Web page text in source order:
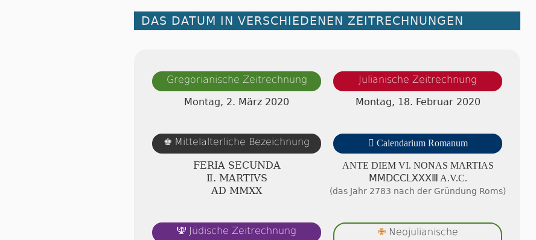
DAS DATUM IN VERSCHIEDENEN ZEITRECHNUNGEN
Gregorianische Zeitrechnung
Montag, 2. März 2020
Julianische Zeitrechnung
Montag, 18. Februar 2020
♚ Mittelalterliche Bezeichnung
FERIA SECUNDA
Ⅱ. MARTIVS
AD ⅯⅯⅩⅩ
 Calendarium Romanum
ANTE DIEM VI. NONAS MAR­TI­AS
ⅯⅯⅮⅭⅭⅬⅩⅩⅩⅢ A.V.C.
(das Jahr 2783 nach der Gründung Roms)
🕎 Jüdische Zeitrechnung ✙Neojulianische